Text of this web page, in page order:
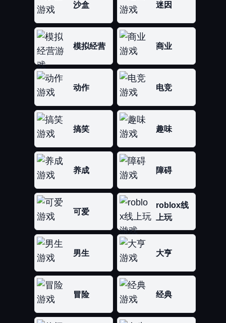
沙盒 迷因
模拟经营 商业
动作 电竞
搞笑 趣味
养成 障碍
可爱
roblox线
上玩
男生 大亨
冒险 经典